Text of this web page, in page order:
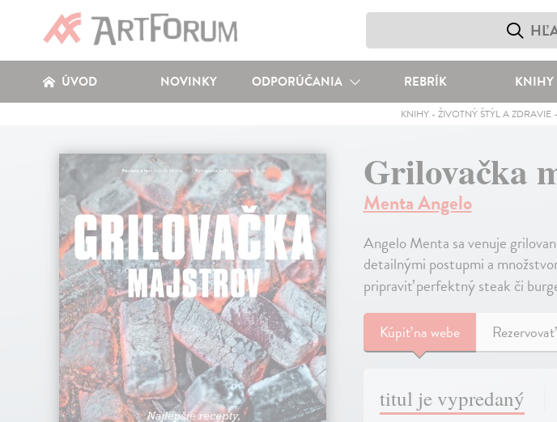
ÚVOD NOVINKY ODPORÚČANIA REBRÍK KNIHY
KNIHY -ŽIVOTNÝ ŠTÝL A ZDRAVIE -
Grilovačka
Menta Angelo
Angelo Menta sa venuje
detailnými postupmi a
pripraviť perfektný steak či
Kúpiťna webe
titul je vypredaný